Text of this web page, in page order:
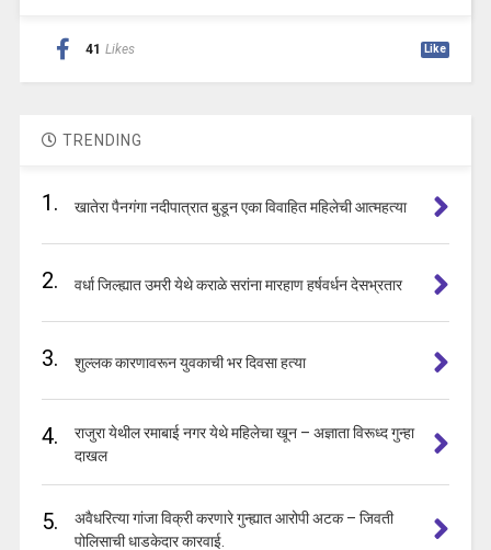
41 Likes Like
TRENDING
1. खातेरा पैनगंगा नदीपात्रात बुडून एका विवाहित महिलेची आत्महत्या
2. वर्धा जिल्ह्यात उमरी येथे कराळे सरांना मारहाण हर्षवर्धन देसभ्रतार
3. शुल्लक कारणावरून युवकाची भर दिवसा हत्या
4.
राजुरा येथील रमाबाई नगर येथे महिलेचा खून – अज्ञाता विरूध्द गुन्हा
दाखल
5.
अवैधरित्या गांजा विक्री करणारे गुन्ह्यात आरोपी अटक – जिवती
पोलिसाची धाडकेदार कारवाई.